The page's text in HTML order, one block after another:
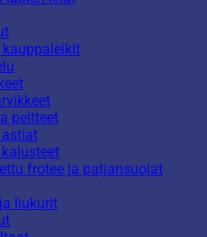
kauppaleikit
peitteet
astiat
frotee ja patjansuojat
liukurit